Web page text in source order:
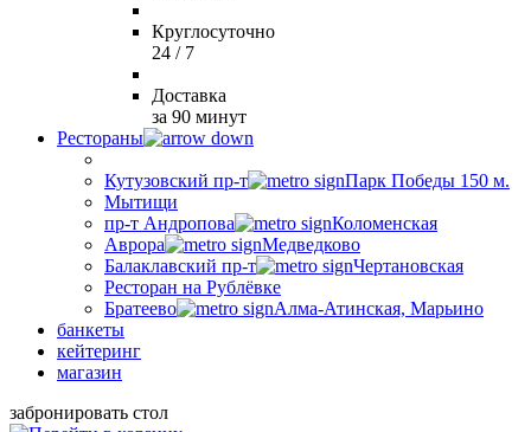
Круглосуточно
24 / 7
Доставка
за 90 минут
Рестораны
Кутузовский пр-т
Парк Победы 150 м.
Мытищи
пр-т Андропова
Коломенская
Аврора
Медведково
Балаклавский пр-т
Чертановская
Ресторан на Рублёвке
Братеево
Алма-Атинская, Марьино
банкеты
кейтеринг
магазин
забронировать стол